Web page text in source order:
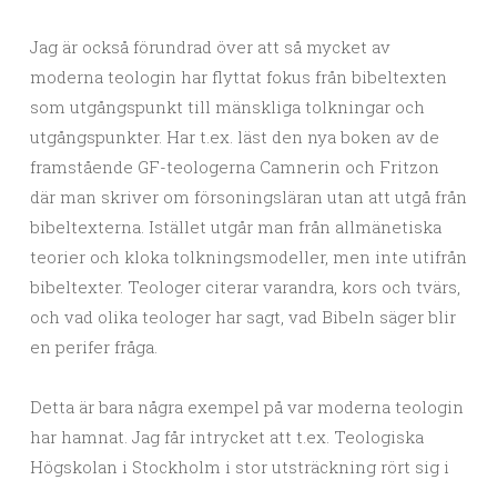
Jag är också förundrad över att så mycket av
moderna teologin har flyttat fokus från bibeltexten
som utgångspunkt till mänskliga tolkningar och
utgångspunkter. Har t.ex. läst den nya boken av de
framstående GF-teologerna Camnerin och Fritzon
där man skriver om försoningsläran utan att utgå från
bibeltexterna. Istället utgår man från allmänetiska
teorier och kloka tolkningsmodeller, men inte utifrån
bibeltexter. Teologer citerar varandra, kors och tvärs,
och vad olika teologer har sagt, vad Bibeln säger blir
en perifer fråga.
Detta är bara några exempel på var moderna teologin
har hamnat. Jag får intrycket att t.ex. Teologiska
Högskolan i Stockholm i stor utsträckning rört sig i